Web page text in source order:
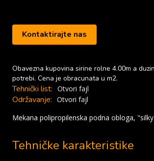
Kontaktirajte nas
Obavezna kupovina sirine rolne 4.00m a
potrebi. Cena je obracunata u m2.
Tehnički list: Otvori fajl
Održavanje: Otvori fajl
Mekana polipropilenska podna obloga,
Tehničke karakteristike